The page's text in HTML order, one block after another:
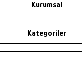
Kurumsal
Kategoriler